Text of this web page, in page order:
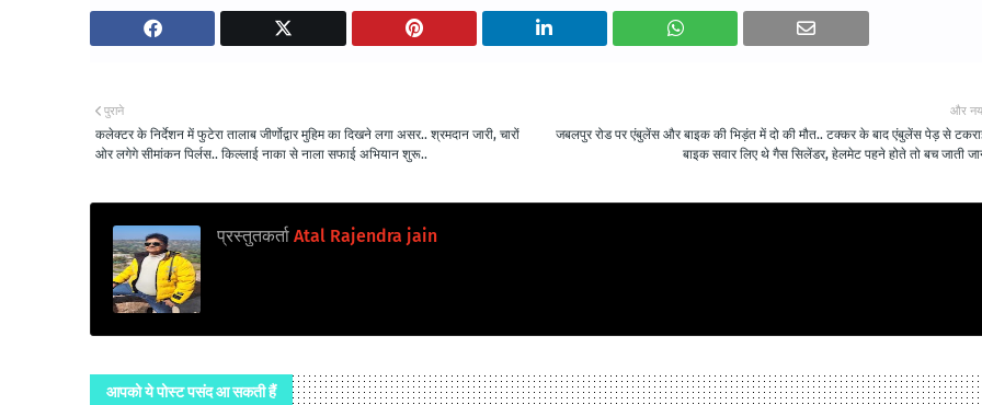
और
जबलपुर रोड पर एंबुलेंस और बाइक की भिड़ंत में दो की मौत.. टक्कर के बाद एंबुलेंस पेड़ से
बाइक सवार लिए थे गैस सिलेंडर, हेलमेट पहने होते तो बच जाती
पुराने
कलेक्टर के निर्देशन में फुटेरा तालाब जीर्णोद्वार मुहिम का दिखने लगा असर.. श्रमदान जारी, चारों
ओर लगेगे सीमांकन पिर्लस.. किल्लाई नाका से नाला सफाई अभियान शुरू..
प्रस्तुतकर्ता Atal Rajendra jain
आपको ये पोस्ट पसंद आ सकती हैं